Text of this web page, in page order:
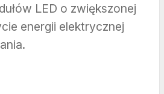
LED o zwiększonej
energii elektrycznej